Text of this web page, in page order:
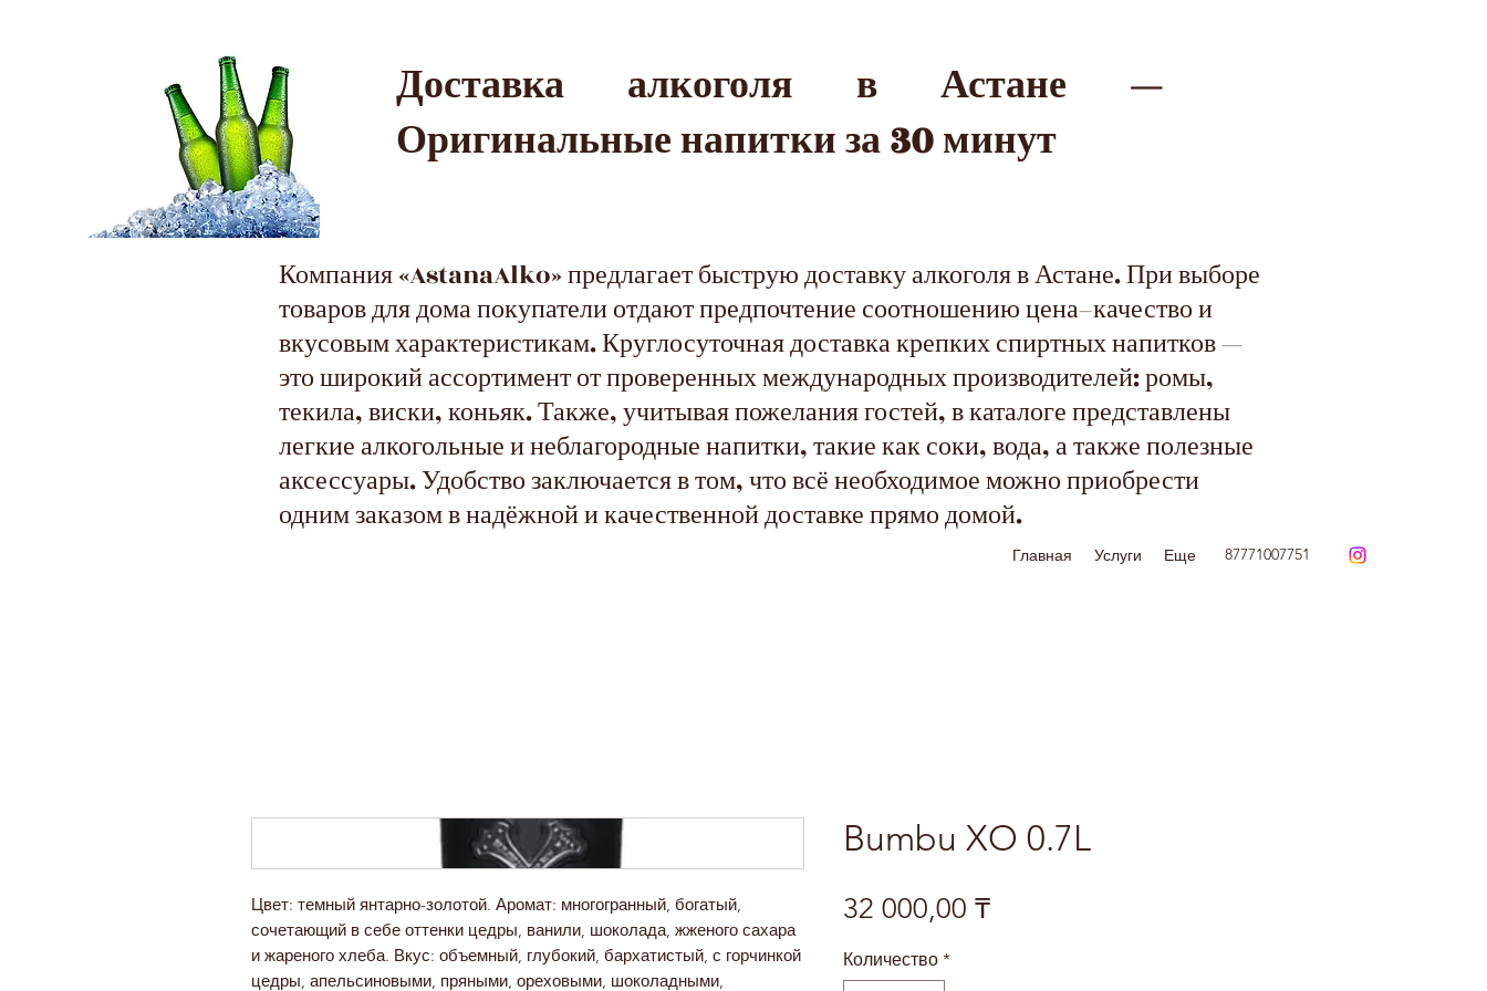
Доставка алкоголя в Астане —
Оригинальные напитки за 30 минут
Главная Услуги Еще 87771007751
Компания «AstanaAlko» предлагает быструю доставку алкоголя в Астане. При выборе
товаров для дома покупатели отдают предпочтение соотношению цена–качество и
вкусовым характеристикам. Круглосуточная доставка крепких спиртных напитков —
это широкий ассортимент от проверенных международных производителей: ромы,
текила, виски, коньяк. Также, учитывая пожелания гостей, в каталоге представлены
легкие алкогольные и неблагородные напитки, такие как соки, вода, а также полезные
аксессуары. Удобство заключается в том, что всё необходимое можно приобрести
одним заказом в надёжной и качественной доставке прямо домой.
Цвет: темный янтарно-золотой. Аромат: многогранный, богатый,
сочетающий в себе оттенки цедры, ванили, шоколада, жженого сахара
и жареного хлеба. Вкус: объемный, глубокий, бархатистый, с горчинкой
цедры, апельсиновыми, пряными, ореховыми, шоколадными,
Bumbu XO 0.7L
32 000,00 ₸Цена
Количество *